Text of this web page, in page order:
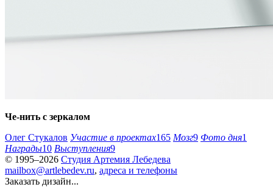
Че-нить с зеркалом
Олег Стукалов Участие в проектах165 Мозг9 Фото дня1
Награды10 Выступления9
© 1995–2026 Студия Артемия Лебедева
mailbox@artlebedev.ru, адреса и телефоны
Заказать дизайн...